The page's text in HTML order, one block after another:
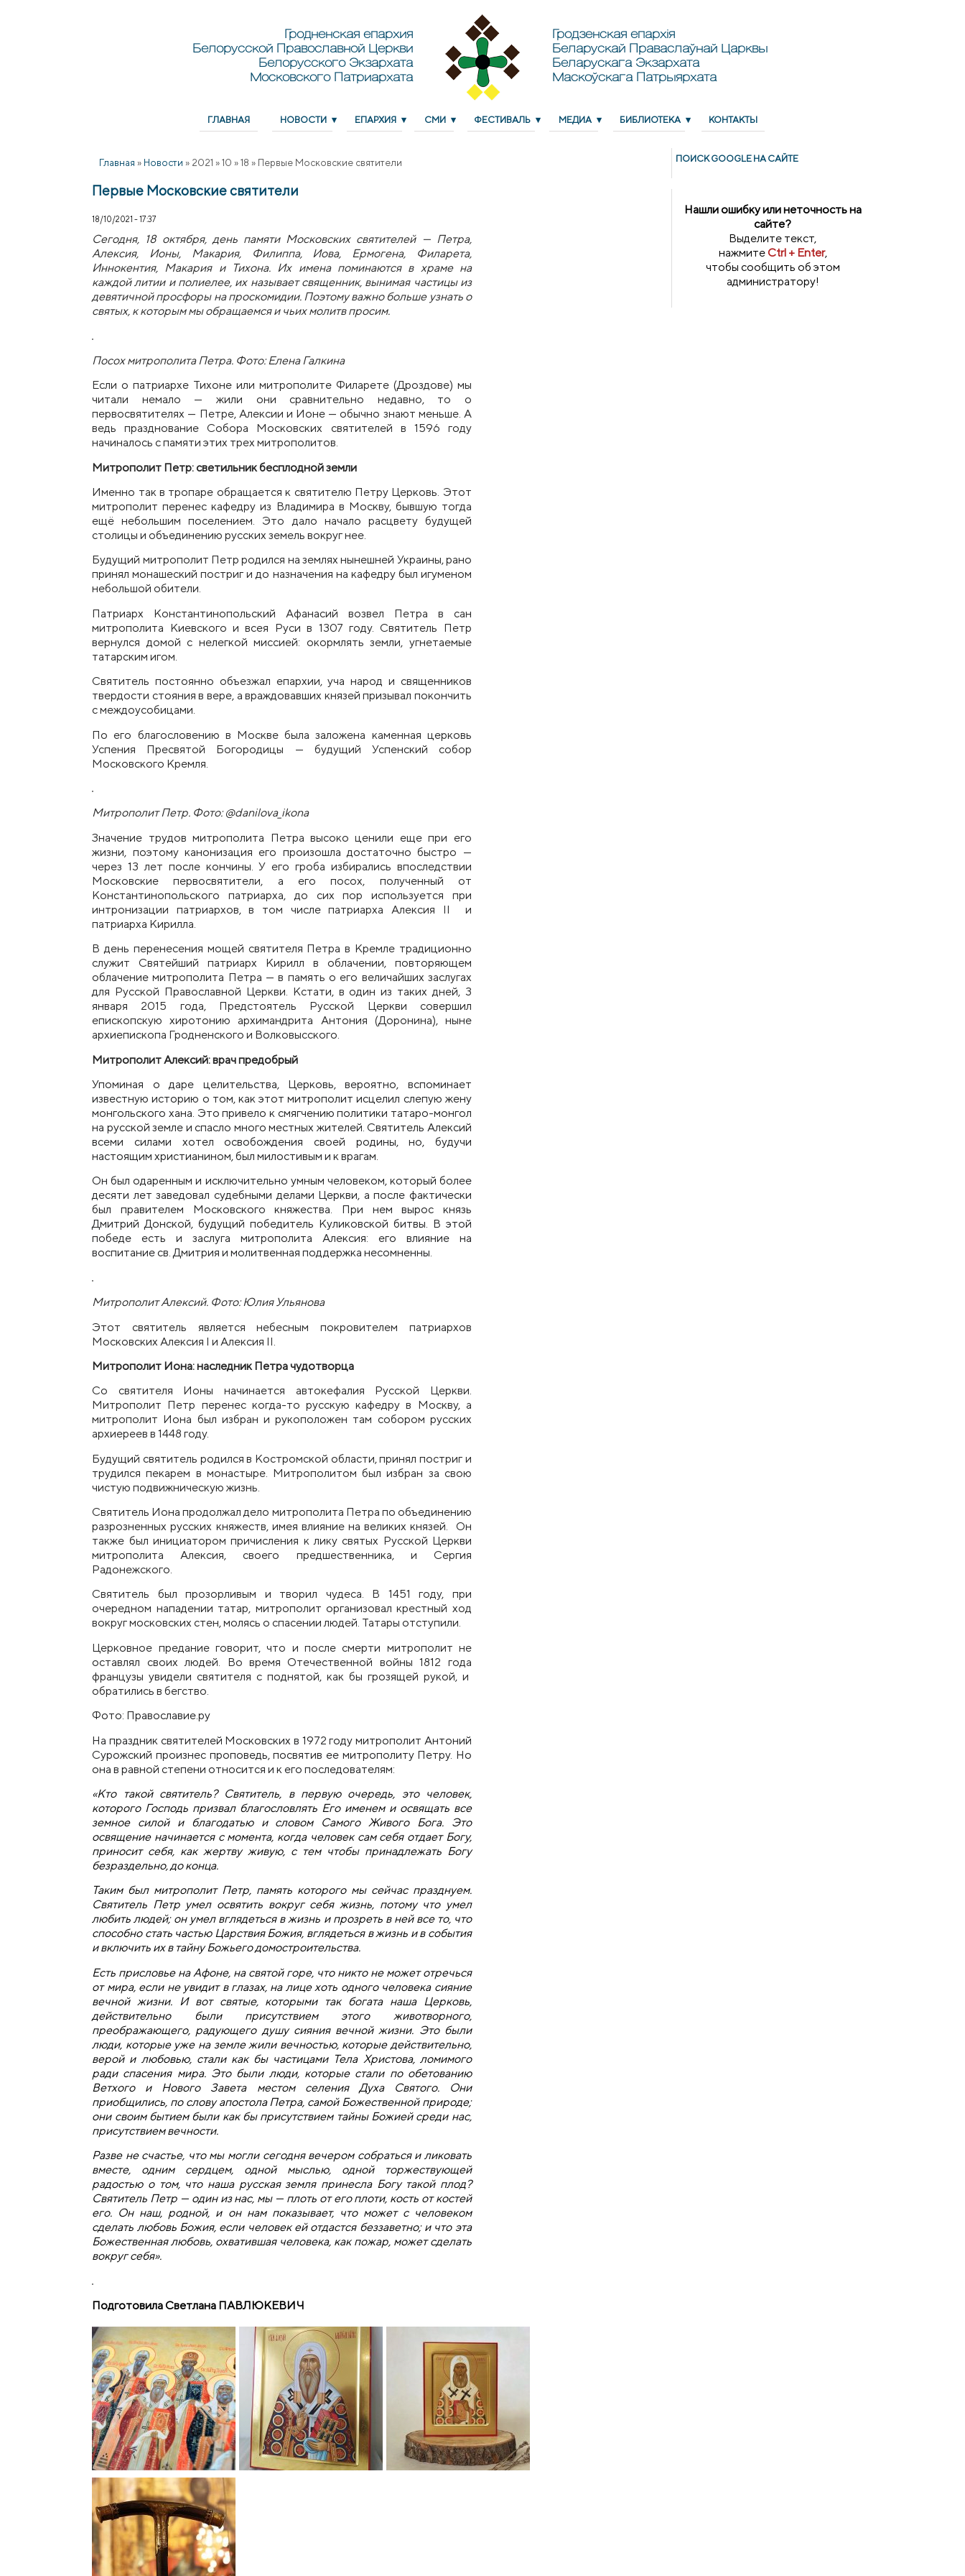
Гродненская епархия
Белорусской Православной Церкви
Белорусского Экзархата
Московского Патриархата
Гродзенская епархія
Беларускай Праваслаўнай Царквы
Беларускага Экзархата
Маскоўскага Патрыярхата
ГЛАВНАЯ НОВОСТИ ЕПАРХИЯ СМИ ФЕСТИВАЛЬ МЕДИА БИБЛИОТЕКА КОНТАКТЫ
Главная » Новости » 2021 » 10 » 18 » Первые Московские святители
Первые Московские святители
18/10/2021 - 17:37
Сегодня, 18 октября, день памяти Московских святителей — Петра,
Алексия, Ионы, Макария, Филиппа, Иова, Ермогена, Филарета,
Иннокентия, Макария и Тихона. Их имена поминаются в храме на
каждой литии и полиелее, их называет священник, вынимая частицы из
девятичной просфоры на проскомидии. Поэтому важно больше узнать о
святых, к которым мы обращаемся и чьих молитв просим.
Посох митрополита Петра. Фото: Елена Галкина
Если о патриархе Тихоне или митрополите Филарете (Дроздове) мы
читали немало — жили они сравнительно недавно, то о
первосвятителях — Петре, Алексии и Ионе — обычно знают меньше. А
ведь празднование Собора Московских святителей в 1596 году
начиналось с памяти этих трех митрополитов.
Митрополит Петр: светильник бесплодной земли
Именно так в тропаре обращается к святителю Петру Церковь. Этот
митрополит перенес кафедру из Владимира в Москву, бывшую тогда
ещё небольшим поселением. Это дало начало расцвету будущей
столицы и объединению русских земель вокруг нее.
Будущий митрополит Петр родился на землях нынешней Украины, рано
принял монашеский постриг и до назначения на кафедру был игуменом
небольшой обители.
Патриарх Константинопольский Афанасий возвел Петра в сан
митрополита Киевского и всея Руси в 1307 году. Святитель Петр
вернулся домой с нелегкой миссией: окормлять земли, угнетаемые
татарским игом.
Святитель постоянно объезжал епархии, уча народ и священников
твердости стояния в вере, а враждовавших князей призывал покончить
с междоусобицами.
По его благословению в Москве была заложена каменная церковь
Успения Пресвятой Богородицы — будущий Успенский собор
Московского Кремля.
Митрополит Петр. Фото: @danilova_ikona
Значение трудов митрополита Петра высоко ценили ещепри его
жизни, поэтому канонизация его произошла достаточно быстро —
через 13 лет после кончины. У его гроба избирались впоследствии
Московские первосвятители, а его посох, полученный от
Константинопольского патриарха, до сих пор используется при
интронизации патриархов, в том числе патриарха Алексия II и
патриарха Кирилла.
В день перенесения мощей святителя Петра в Кремле традиционно
служит Святейшийпатриарх Кирилл в облачении, повторяющем
облачение митрополита Петра — в память о его величайших заслугах
для Русской Православной Церкви. Кстати, в один из таких дней, 3
января 2015 года, Предстоятель Русской Церкви совершил
епископскую хиротонию архимандрита Антония (Доронина), ныне
архиепископа Гродненского и Волковысского.
Митрополит Алексий: врач предобрый
Упоминая о даре целительства, Церковь, вероятно, вспоминает
известную историю о том, как этот митрополит исцелил слепую жену
монгольского хана. Это привело к смягчению политики татаро-монгол
на русской земле и спасло много местных жителей. Святитель Алексий
всеми силами хотел освобождения своей родины, но, будучи
настоящим христианином, был милостивым и к врагам.
Он был одаренным и исключительно умным человеком, который более
десяти лет заведовал судебными делами Церкви, а после фактически
был правителем Московского княжества. При нем вырос князь
Дмитрий Донской, будущий победитель Куликовской битвы. В этой
победе есть и заслуга митрополита Алексия: его влияние на
воспитание св. Дмитрия и молитвенная поддержка несомненны.
Митрополит Алексий. Фото: Юлия Ульянова
Этот святитель является небесным покровителем патриархов
Московских Алексия I и Алексия II.
Митрополит Иона: наследник Петра чудотворца
Со святителя Ионы начинается автокефалия Русской Церкви.
Митрополит Петр перенес когда-то русскую кафедру в Москву, а
митрополит Иона был избран и рукоположен там собором русских
архиереев в 1448 году.
Будущий святитель родился в Костромской области, принял постриг и
трудился пекарем в монастыре. Митрополитом был избран за свою
чистую подвижническую жизнь.
Святитель Иона продолжал дело митрополита Петра по объединению
разрозненных русских княжеств, имея влияние на великих князей. Он
также был инициатором причисления к лику святых Русской Церкви
митрополита Алексия, своего предшественника, и Сергия
Радонежского.
Святитель был прозорливым и творил чудеса. В 1451 году, при
очередном нападении татар, митрополит организовал крестный ход
вокруг московских стен, молясь о спасении людей. Татары отступили.
Церковное предание говорит, что и после смерти митрополит не
оставлял своих людей. Во время Отечественной войны 1812 года
французы увидели святителя с поднятой, как бы грозящей рукой, и
обратились в бегство.
Фото: Православие.ру
На праздник святителей Московских в 1972 году митрополит Антоний
Сурожский произнес проповедь, посвятив еемитрополиту Петру. Но
она в равной степени относится и к его последователям:
«Кто такой святитель? Святитель, в первую очередь, это человек,
которого Господь призвал благословлять Его именем и освящать все
земное силой и благодатью и словом Самого Живого Бога. Это
освящение начинается с момента, когда человек сам себя отдает Богу,
приносит себя, как жертву живую, с тем чтобы принадлежать Богу
безраздельно, до конца.
Таким был митрополит Петр, память которого мы сейчас празднуем.
Святитель Петр умел освятить вокруг себя жизнь, потому что умел
любить людей; он умел вглядеться в жизнь и прозреть в ней все то, что
способно стать частью Царствия Божия, вглядеться в жизнь и в события
и включить их в тайну Божьего домостроительства.
Есть присловье на Афоне, на святой горе, что никто не может отречься
от мира, если не увидит в глазах, на лице хоть одного человека сияние
вечной жизни. И вот святые, которыми так богата наша Церковь,
действительно были присутствием этого животворного,
преображающего, радующего душу сияния вечной жизни. Это были
люди, которые уже на земле жили вечностью, которые действительно,
верой и любовью, стали как бы частицами Тела Христова, ломимого
ради спасения мира. Это были люди, которые стали по обетованию
Ветхого и Нового Завета местом селения Духа Святого. Они
приобщились, по слову апостола Петра, самой Божественной природе;
они своим бытием были как бы присутствием тайны Божией среди нас,
присутствием вечности.
Разве не счастье, что мы могли сегодня вечером собраться и ликовать
вместе, одним сердцем, одной мыслью, одной торжествующей
радостью о том, что наша русская земля принесла Богу такой плод?
Святитель Петр — один из нас, мы — плоть от его плоти, кость от костей
его. Он наш, родной, и он нам показывает, что может с человеком
сделать любовь Божия, если человек ей отдастся беззаветно; и что эта
Божественная любовь, охватившая человека, как пожар, может сделать
вокруг себя».
Подготовила Светлана ПАВЛЮКЕВИЧ
ПОИСК GOОGLE НА САЙТЕ
Нашли ошибку или неточность на
сайте?
Выделите текст,
нажмитеCtrl + Enter,
чтобы сообщить об этом
администратору!